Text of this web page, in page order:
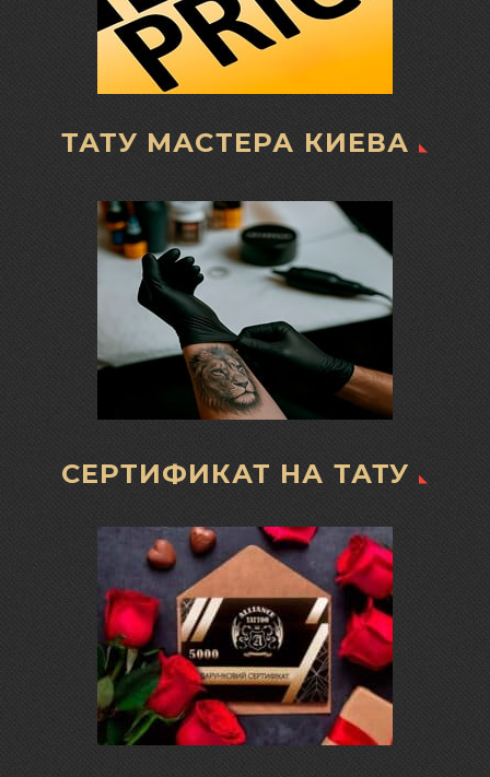
ТАТУ МАСТЕРА КИЕВА
СЕРТИФИКАТ НА ТАТУ